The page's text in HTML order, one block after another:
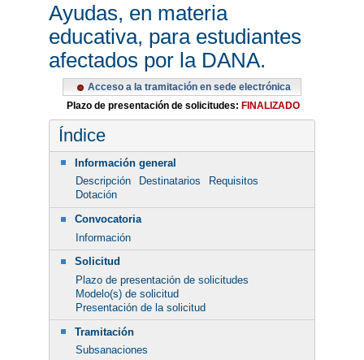
Ayudas, en materia
educativa, para estudiantes
afectados por la DANA.
Acceso a la tramitación en sede electrónica
Plazo de presentación de solicitudes: FINALIZADO
Índice
Información general
Descripción
Destinatarios
Requisitos
Dotación
Convocatoria
Información
Solicitud
Plazo de presentación de solicitudes
Modelo(s) de solicitud
Presentación de la solicitud
Tramitación
Subsanaciones